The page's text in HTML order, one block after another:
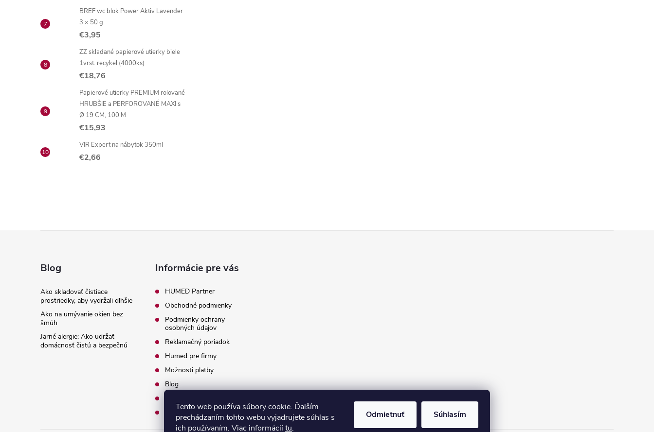
Tento web používa súbory cookie. Ďalším
prechádzaním tohto webu vyjadrujete súhlas s
ich používaním. Viac informáciítu.
Odmietnuť Súhlasím
BREF wc blok Power Aktiv Lavender
3 × 50 g
€3,95
ZZ skladané papierové utierky biele
1vrst. recykel (4000ks)
€18,76
Papierové utierky PREMIUM rolované
HRUBŠIE a PERFOROVANÉ MAXI s
Ø 19 CM, 100 M
€15,93
VIR Expert na nábytok 350ml
€2,66
Blog
Ako skladovať čistiace
prostriedky, aby vydržali dlhšie
Ako na umývanie okien bez
šmúh
Jarné alergie: Ako udržať
domácnosť čistú a bezpečnú
Informácie pre vás
HUMED Partner
Obchodné podmienky
Podmienky ochrany
osobných údajov
Reklamačný poriadok
Humed pre firmy
Možnosti platby
Blog
Kontakty